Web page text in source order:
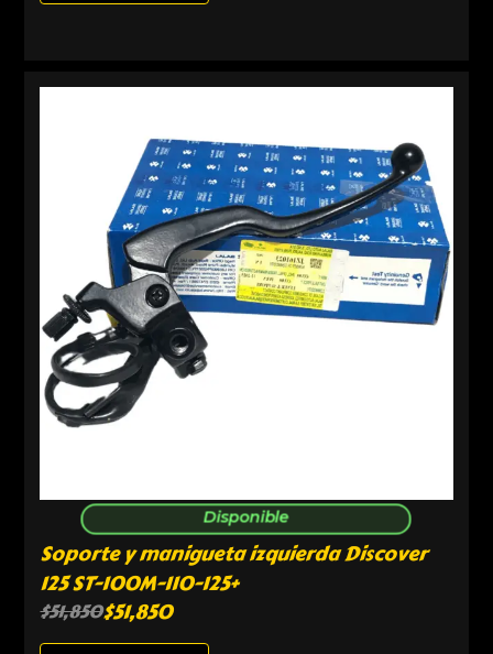
Disponible
Soporte y manigueta izquierda Discover
125 ST-100M-110-125+
$51,850$51,850